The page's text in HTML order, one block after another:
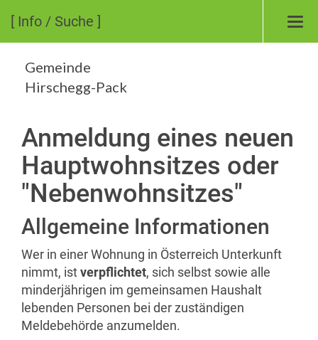
[ Info / Suche ]
Gemeinde
Hirschegg-Pack
Anmeldung eines neuen
Hauptwohnsitzes oder
"Nebenwohnsitzes"
Allgemeine Informationen
Wer in einer Wohnung in Österreich Unterkunft
nimmt, istverpflichtet, sich selbst sowie alle
minderjährigen im gemeinsamen Haushalt
lebenden Personen bei der zuständigen
Meldebehörde anzumelden.